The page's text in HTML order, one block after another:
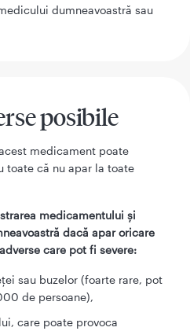
dumneavoastră sau
posibile
medicament poate
toate că nu apar la toate
medicamentului şi
dacă apar oricare
care pot fi severe:
sau buzelor (foarte rare, pot
de persoane),
care poate provoca